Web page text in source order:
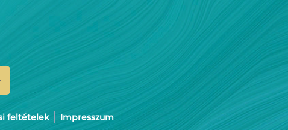
feltételek Impresszum